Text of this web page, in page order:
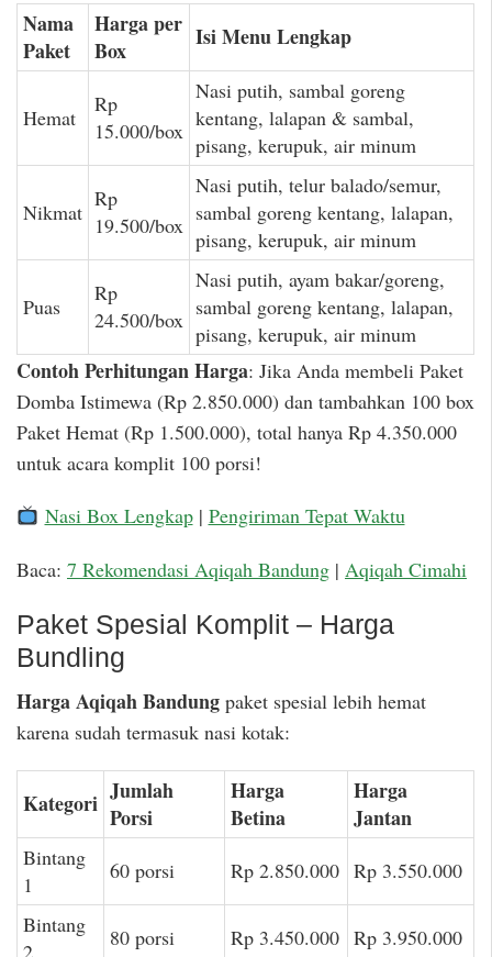
Nama
Paket
Harga per
Box
Isi Menu Lengkap
Hemat
Rp
15.000/box
Nasi putih, sambal goreng
kentang, lalapan & sambal,
pisang, kerupuk, air minum
Nikmat
Rp
19.500/box
Nasi putih, telur balado/semur,
sambal goreng kentang, lalapan,
pisang, kerupuk, air minum
Puas
Rp
24.500/box
Nasi putih, ayam bakar/goreng,
sambal goreng kentang, lalapan,
pisang, kerupuk, air minum
Contoh Perhitungan Harga: Jika Anda membeli Paket
Domba Istimewa (Rp 2.850.000) dan tambahkan 100 box
Paket Hemat (Rp 1.500.000), total hanya Rp 4.350.000
untuk acara komplit 100 porsi!
Nasi Box Lengkap| Pengiriman Tepat Waktu
Baca: 7 Rekomendasi Aqiqah Bandung | Aqiqah Cimahi
Paket Spesial Komplit – Harga
Bundling
Harga Aqiqah Bandung paket spesial lebih hemat
karena sudah termasuk nasi kotak:
Kategori Jumlah
Porsi
Harga
Betina
Harga
Jantan
Bintang
1
60 porsi Rp 2.850.000 Rp 3.550.000
Bintang
2
80 porsi Rp 3.450.000 Rp 3.950.000